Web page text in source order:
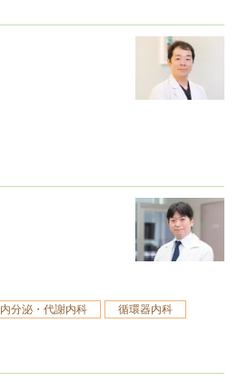
内分泌・代謝内科
循環器内科